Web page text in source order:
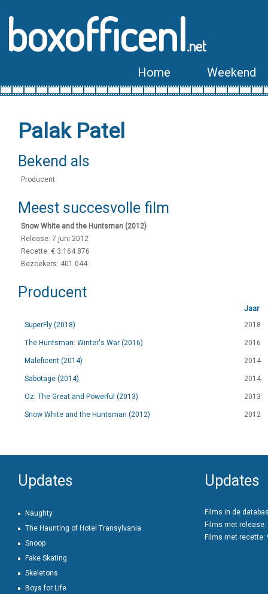
boxofficenl.net
Home Weekend
Palak Patel
Bekend als
Producent
Meest succesvolle film
Snow White and the Huntsman (2012)
Release: 7 juni 2012
Recette: € 3.164.876
Bezoekers: 401.044
Producent
Jaar
SuperFly (2018)
2018
The Huntsman: Winter's War (2016) 2016
Maleficent (2014) 2014
Sabotage (2014) 2014
Oz: The Great and Powerful (2013) 2013
Snow White and the Huntsman (2012) 2012
Updates
Naughty
The Haunting of Hotel Transylvania
Snoop
Fake Skating
Skeletons
Boys for Life
Updates
Films in de
Films met release:
Films met recette: